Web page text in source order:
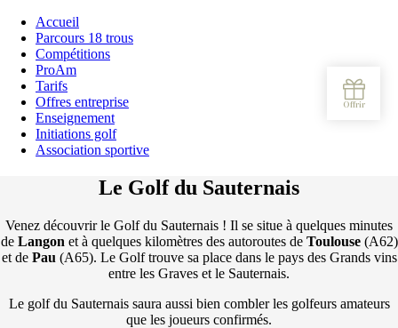
Accueil
Parcours 18 trous
Compétitions
ProAm
Tarifs
Offres entreprise
Enseignement
Initiations golf
Association sportive
Le Golf du Sauternais
Venez découvrir le Golf du Sauternais ! Il se situe à quelques minutes
de Langon et à quelques kilomètres des autoroutes de Toulouse(A62)
et de Pau (A65). Le Golf trouve sa place dans le pays des Grands vins
entre les Graves et le Sauternais.
Le golf du Sauternais saura aussi bien combler les golfeurs amateurs
que les joueurs confirmés.